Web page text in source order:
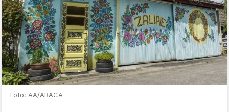
Foto: AA/ABACA